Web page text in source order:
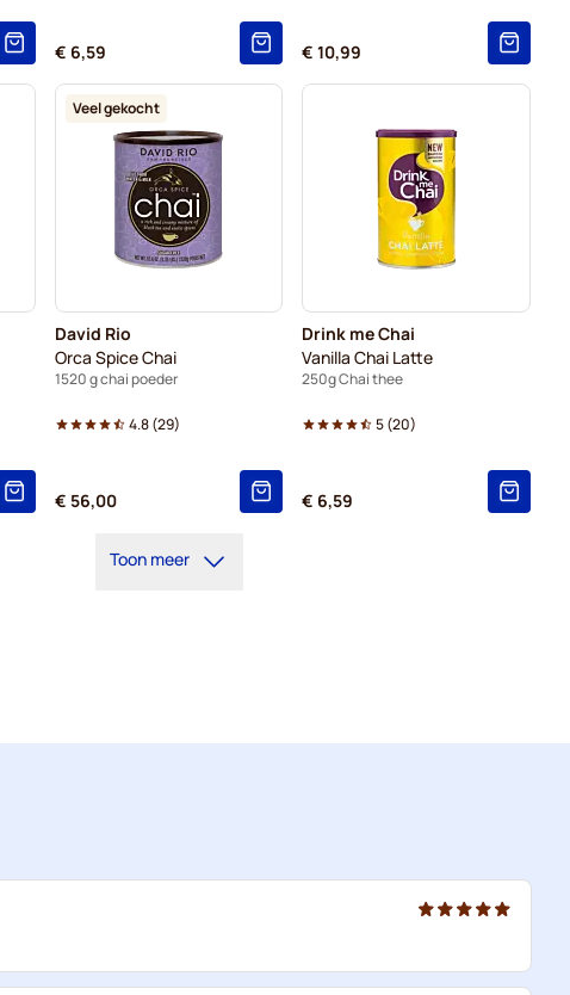
€ 6,59 € 10,99
Veel gekocht
David Rio
Orca Spice Chai
1520 g chai poeder
4.8(29)
€ 56,00
Drink me Chai
Vanilla Chai Latte
250g Chai thee
5(20)
€ 6,59
Toon meer